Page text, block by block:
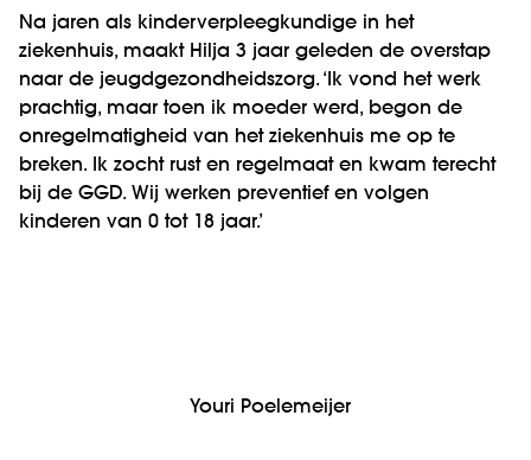
Na jaren als kinderverpleegkundige in het
ziekenhuis, maakt Hilja 3 jaar geleden de overstap
naar de jeugdgezondheidszorg. ‘Ik vond het werk
prachtig, maar toen ik moeder werd, begon de
onregelmatigheid van het ziekenhuis me op te
breken. Ik zocht rust en regelmaat en kwam terecht
bij de GGD. Wij werken preventief en volgen
kinderen van 0 tot 18 jaar.’
Youri Poelemeijer